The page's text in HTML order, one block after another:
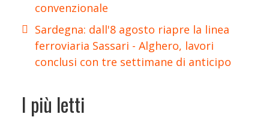
convenzionale
Sardegna: dall'8 agosto riapre la linea
ferroviaria Sassari - Alghero, lavori
conclusi con tre settimane di anticipo
I più letti